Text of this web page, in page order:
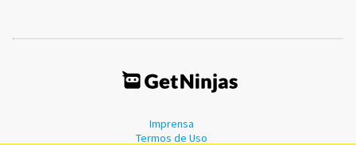
Imprensa
Termos de Uso